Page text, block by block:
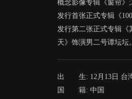
概念影像专辑《窗帘》
发行首张正式专辑《
发行第二张正式专辑《
天》饰演男二号谭坛坛。
出 生: 12月13日 台
国 籍: 中国